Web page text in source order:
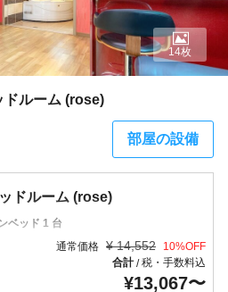
ドルーム (rose)
部屋の設備
14枚
ドルーム (rose)
ベッド 1 台
通常価格 ¥ 14,552 10%OFF
合計/税・手数料込
¥13,067〜